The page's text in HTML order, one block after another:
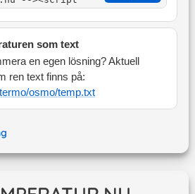
som text
en egen lösning? Aktuell
ren text finns på:
osmo/temp.txt